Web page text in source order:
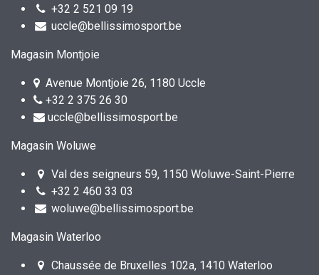
+32 2 521 09 19
uccle@bellissimosport.be
Magasin Montjoie
Avenue Montjoie 26, 1180 Uccle
+32 2 375 26 30
uccle@bellissimosport.be
Magasin Woluwe
Val des seigneurs 59, 1150 Woluwe-Saint-Pierre
+32 2 460 33 03
woluwe@bellissimosport.be
Magasin Waterloo
Chaussée de Bruxelles 102a, 1410 Waterloo